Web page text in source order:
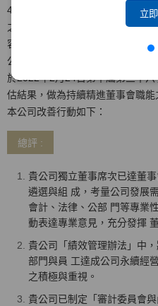
立
4.董事會之監督、5.董事會之溝通
之自律、8.其他如董事會會議、支
容，以問卷及實地訪評方式評估董
公司無業務往來具備獨立性，並
於2022年2月24日第十屆第三十
估結果，做為持續精進董事會職
本公司改善行動如下：
總評 :
貴公司獨立董事席次已達董
遴選與組 成，考量公司發展
會計、法律、公部 門等專業
動表達專業意見，充分發揮
貴公司「績效管理辦法」中
部門與員 工達成公司永續經
之積極與重視。
貴公司已制定「審計委員會